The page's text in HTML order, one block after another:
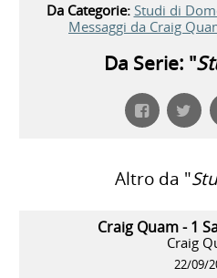
Da Categorie: Studi di
Messaggi da Craig
Da Serie: "
Altro da "
Craig Quam - 1
Craig
22/09/